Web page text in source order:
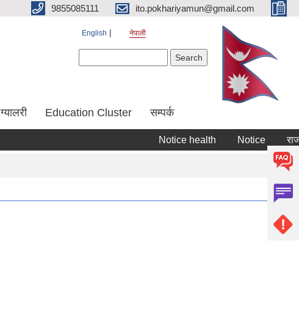
9855085111 ito.pokhariyamun@gmail.com
English नेपाली
ग्यालरी Education Cluster सम्पर्क
Notice health Notice